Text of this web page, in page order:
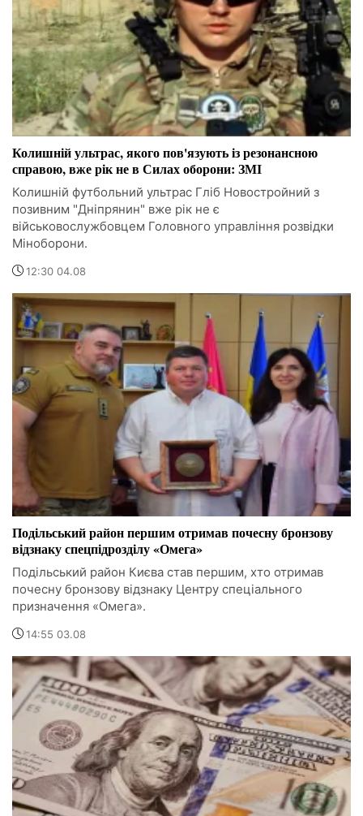
Колишній ультрас, якого пов'язують із резонансною
справою, вже рік не в Силах оборони: ЗМІ
Колишній футбольний ультрас Гліб Новостройний з
позивним "Дніпрянин" вже рік не є
військовослужбовцем Головного управління розвідки
Міноборони.
12:30 04.08
Подільський район першим отримав почесну бронзову
відзнаку спецпідрозділу «Омега»
Подільський район Києва став першим, хто отримав
почесну бронзову відзнаку Центру спеціального
призначення «Омега».
14:55 03.08